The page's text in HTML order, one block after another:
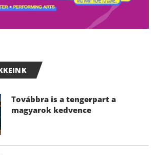
Továbbra is a tengerpart a
magyarok kedvence